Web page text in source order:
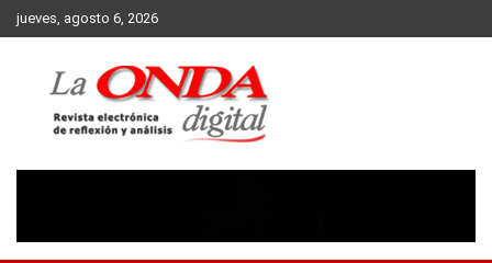
Skip
to
jueves, agosto 6, 2026